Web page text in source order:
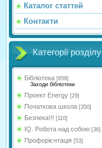
Каталог статтей
Контакти
Категорії розділу
Бібліотека [659]
Заходи бібліотеки
Проект Energy [29]
Початкова школа [350]
Безпека!!! [110]
IQ. Робота над собою [36]
Профорієнтація [53]